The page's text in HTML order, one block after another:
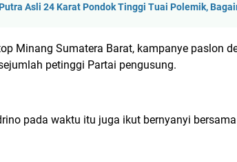
Asli 24 Karat Pondok Tinggi Tuai Polemik,
Minang Sumatera Barat, kampanye paslon
petinggi Partai pengusung.
pada waktu itu juga ikut bernyanyi